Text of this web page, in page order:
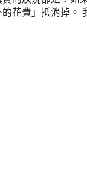
花費」抵消掉。